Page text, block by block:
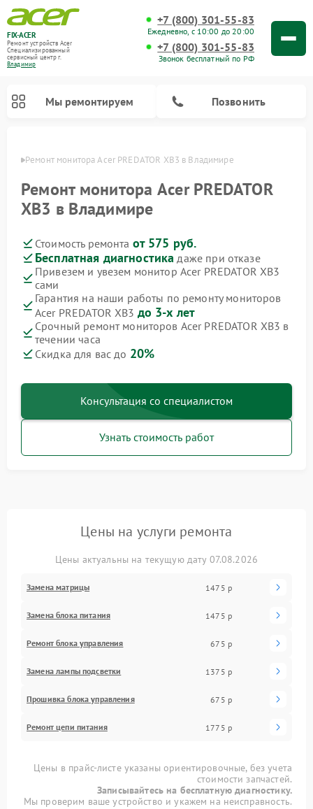
FIX-ACER
Ремонт устройств Acer
Специализированный
cервисный центр г.
Владимир
+7 (800) 301-55-83
Ежедневно, с 10:00 до 20:00
+7 (800) 301-55-83
Звонок бесплатный по РФ
Мы ремонтируем Позвонить
Ремонт монитора Acer PREDATOR XB3 в Владимире
Ремонт монитора Acer PREDATOR
XB3 в Владимире
Стоимость ремонта от 575 руб.
Бесплатная диагностика даже при отказе
Привезем и увезем монитор Acer PREDATOR XB3
сами
Гарантия на наши работы по ремонту мониторов
Acer PREDATOR XB3 до 3-х лет
Срочный ремонт мониторов Acer PREDATOR XB3 в
течении часа
Скидка для вас до 20%
Консультация со специалистом
Узнать стоимость работ
Цены на услуги ремонта
Цены актуальны на текущую дату 07.08.2026
Замена матрицы 1475 р
Замена блока питания 1475 р
Ремонт блока управления 675 р
Замена лампы подсветки 1375 р
Прошивка блока управления 675 р
Ремонт цепи питания 1775 р
Цены в прайс-листе указаны ориентировочные, без учета
стоимости запчастей.
Записывайтесь на бесплатную диагностику.
Мы проверим ваше устройство и укажем на неисправность.